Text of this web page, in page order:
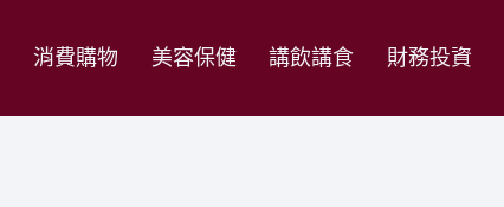
消費購物 美容保健 講飲講食 財務投資